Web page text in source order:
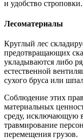
и удобство строповки.
Лесоматериалы
Круглый лес
предотвращающих
укладываются либо
естественной
сухого бруса или
Соблюдение этих
материальных
среду, исключающую
травмирование
перемещения грузов.